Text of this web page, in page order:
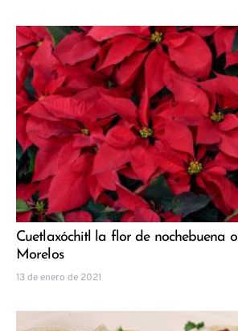
Cuetlaxóchitl la flor de nochebuena
Morelos
13 de enero de 2021